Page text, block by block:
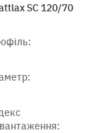
SC 120/70